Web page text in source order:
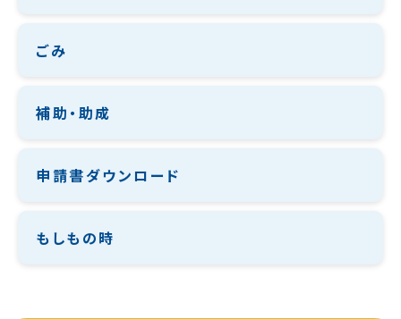
ごみ
補助・助成
申請書ダウンロード
もしもの時